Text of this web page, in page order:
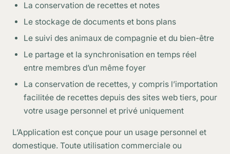
La conservation de recettes et notes
Le stockage de documents et bons plans
Le suivi des animaux de compagnie et du bien-être
Le partage et la synchronisation en temps réel
entre membres d’un même foyer
La conservation de recettes, y compris l’importation
facilitée de recettes depuis des sites web tiers, pour
votre usage personnel et privé uniquement
L’Application est conçue pour un usage personnel et
domestique. Toute utilisation commerciale ou